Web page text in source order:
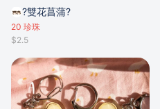
?雙花菖蒲?
20 珍珠
$2.5